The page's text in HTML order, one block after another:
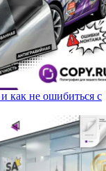
как не ошибиться с